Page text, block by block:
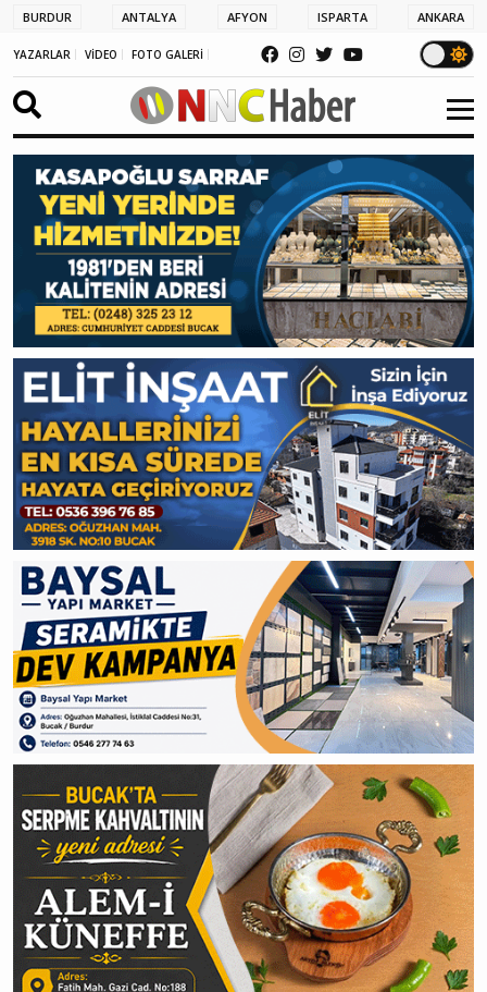
BURDUR ANTALYA AFYON ISPARTA ANKARA
YAZARLAR VİDEO FOTO GALERİ